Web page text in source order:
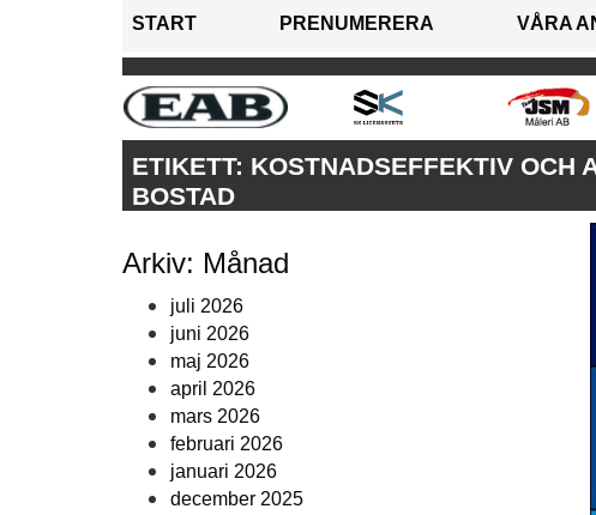
START PRENUMERERA VÅRA
ETIKETT: KOSTNADSEFFEKTIV OCH
BOSTAD
Arkiv: Månad
juli 2026
juni 2026
maj 2026
april 2026
mars 2026
februari 2026
januari 2026
december 2025